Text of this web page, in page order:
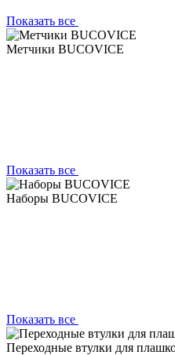
Показать все
Метчики BUCOVICE
Показать все
Наборы BUCOVICE
Показать все
Переходные втулки для